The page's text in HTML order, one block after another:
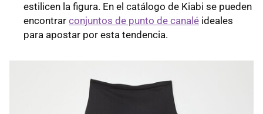
estilicen la figura. En el catálogo de Kiabi se pueden
encontrar conjuntos de punto de canalé ideales
para apostar por esta tendencia.